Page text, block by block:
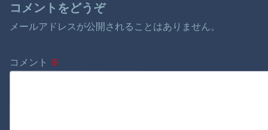
コメントをどうぞ
メールアドレスが公開されることはありません。
コメント ※